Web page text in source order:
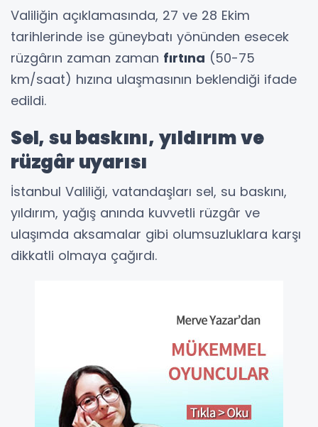
Valiliğin açıklamasında, 27 ve 28 Ekim
tarihlerinde ise güneybatı yönünden esecek
rüzgârın zaman zaman fırtına (50-75
km/saat) hızına ulaşmasının beklendiği ifade
edildi.
Sel, su baskını, yıldırım ve
rüzgâr uyarısı
İstanbul Valiliği, vatandaşları sel, su baskını,
yıldırım, yağış anında kuvvetli rüzgâr ve
ulaşımda aksamalar gibi olumsuzluklara karşı
dikkatli olmaya çağırdı.